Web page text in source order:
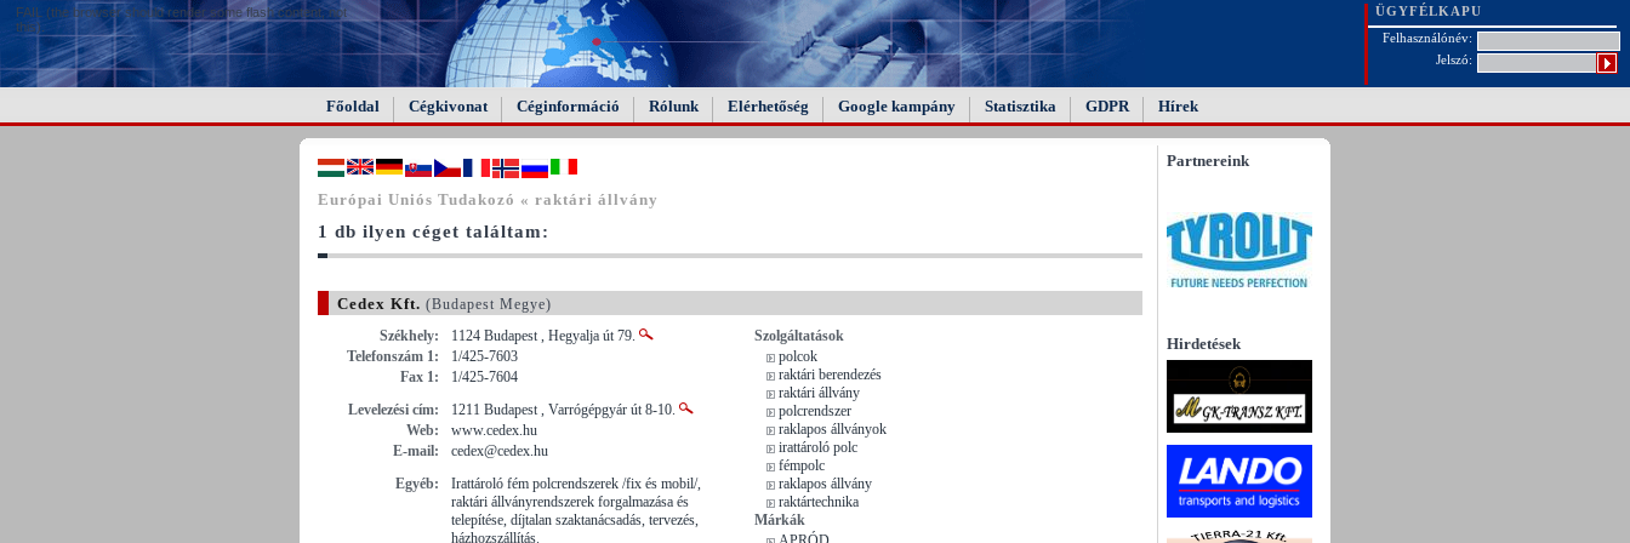
FAIL (the browser should render some flash content, not
this).
ÜGYFÉLKAPU
Felhasználónév:
Jelszó:
Főoldal Cégkivonat Céginformáció Rólunk Elérhetőség Google kampány Statisztika GDPR Hírek
Európai Uniós Tudakozó « raktári állvány
1 db ilyen céget találtam:
Cedex Kft. (Budapest Megye)
Székhely:
1124 Budapest , Hegyalja út 79.
Telefonszám 1:
1/425-7603
Fax 1:
1/425-7604
Levelezési cím:
1211 Budapest , Varrógépgyár út 8-10.
Web:
www.cedex.hu
E-mail:
cedex@cedex.hu
Egyéb:
Irattároló fém polcrendszerek /fix és mobil/,
raktári állványrendszerek forgalmazása és
telepítése, díjtalan szaktanácsadás, tervezés,
házhozszállítás.
Szolgáltatások
polcok
raktári berendezés
raktári állvány
polcrendszer
raklapos állványok
irattároló polc
fémpolc
raklapos állvány
raktártechnika
Márkák
Partnereink
Hirdetések